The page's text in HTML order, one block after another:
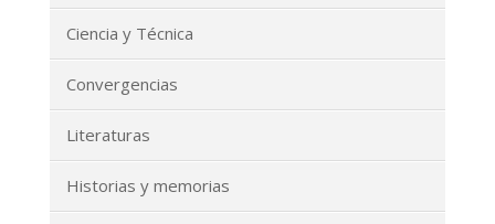
Ciencia y Técnica
Convergencias
Literaturas
Historias y memorias